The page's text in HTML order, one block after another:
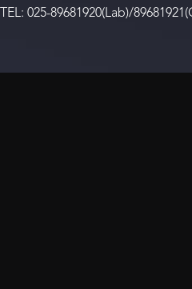
TEL: 025-89681920(Lab)/